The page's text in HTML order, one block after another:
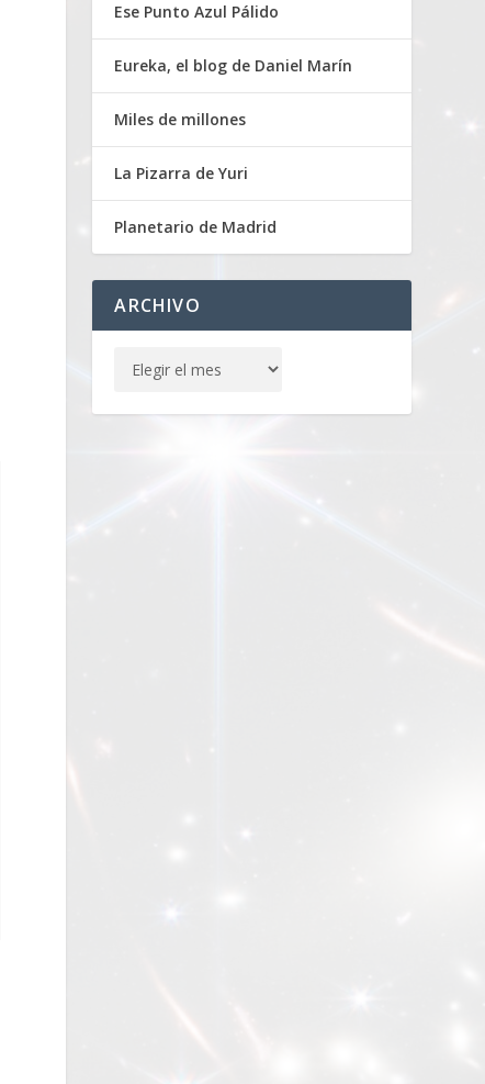
Ese Punto Azul Pálido
Eureka, el blog de Daniel Marín
Miles de millones
La Pizarra de Yuri
Planetario de Madrid
ARCHIVO